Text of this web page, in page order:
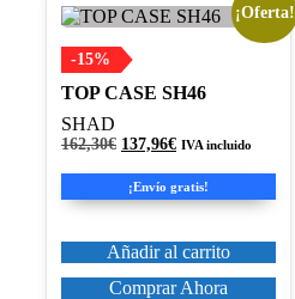
¡Oferta!
-15%
TOP CASE SH46
SHAD
162,30€ El
original
era:
137,96€El
actual
es:
IVA incluido
¡Envío gratis!
Añadir al carrito
Comprar Ahora